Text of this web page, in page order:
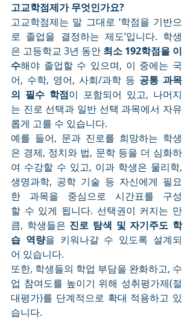
고교학점제가 무엇인가요?
고교학점제는 말 그대로 ‘학점을 기반으
로 졸업을 결정하는 제도’입니다. 학생
은 고등학교 3년 동안 최소 192학점을 이
수해야 졸업할 수 있으며, 이 중에는 국
어, 수학, 영어, 사회/과학 등 공통 과목
의 필수 학점이 포함되어 있고, 나머지
는 진로 선택과 일반 선택 과목에서 자유
롭게 고를 수 있습니다.
예를 들어, 문과 진로를 희망하는 학생
은 경제, 정치와 법, 문학 등을 더 심화하
여 수강할 수 있고, 이과 학생은 물리학,
생명과학, 공학 기술 등 자신에게 필요
한 과목을 중심으로 시간표를 구성
할 수 있게 됩니다. 선택권이 커지는 만
큼, 학생들은 진로 탐색 및 자기주도 학
습 역량을 키워나갈 수 있도록 설계되
어 있습니다.
또한, 학생들의 학업 부담을 완화하고, 수
업 참여도를 높이기 위해 성취평가제(절
대평가)를 단계적으로 확대 적용하고 있
습니다.